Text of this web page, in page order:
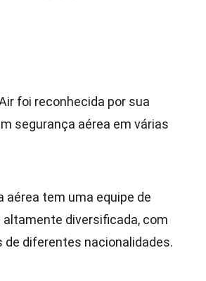
foi reconhecida por sua
segurança aérea em várias
aérea tem uma equipe de
diversificada, com
de diferentes nacionalidades.